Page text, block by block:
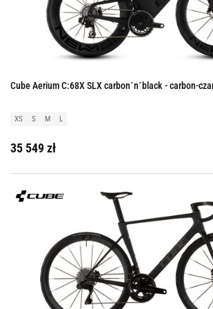
Cube Aerium C:68X SLX carbon´n´black - carbon-
XS S M L
35 549 zł